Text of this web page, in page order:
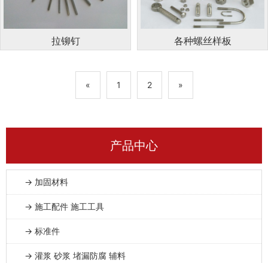
拉铆钉 各种螺丝样板
« 1 2 »
产品中心
→ 加固材料
→ 施工配件 施工工具
→ 标准件
→ 灌浆 砂浆 堵漏防腐 辅料